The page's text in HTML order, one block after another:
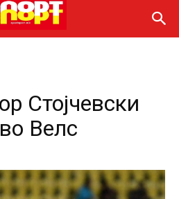
Стојчевски
Велс